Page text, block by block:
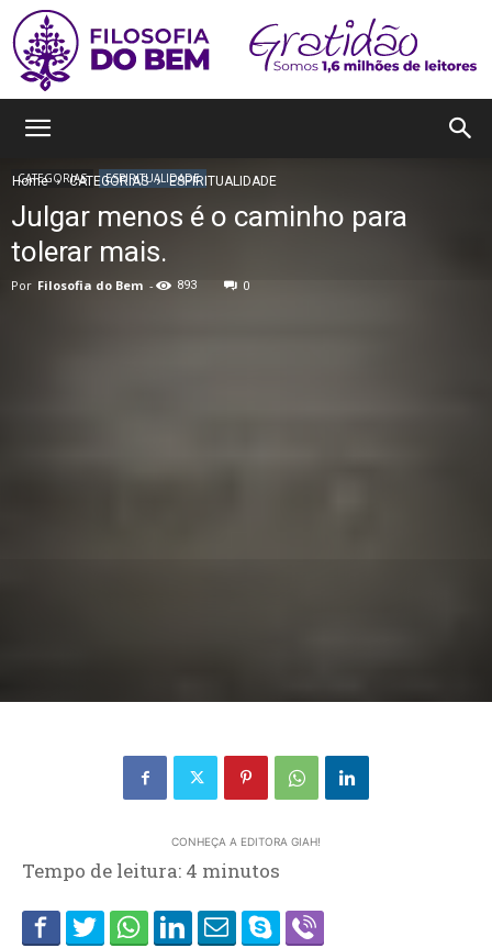
Home CATEGORIAS ESPIRITUALIDADE
CATEGORIAS ESPIRITUALIDADE
Julgar menos é o caminho para
tolerar mais.
Por Filosofia do Bem - 893 0
CONHEÇA A EDITORA GIAH!
Tempo de leitura: 4 minutos